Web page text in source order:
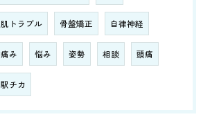
肌トラブル 骨盤矯正 自律神経
痛み 悩み 姿勢 相談 頭痛
駅チカ